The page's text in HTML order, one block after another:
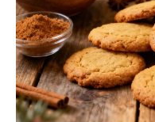
h
e
r